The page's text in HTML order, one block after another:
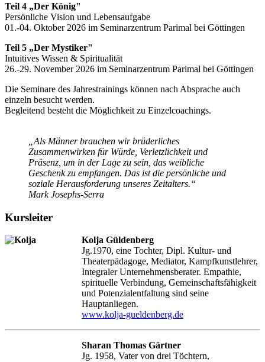
Teil 4 „Der König"
Persönliche Vision und Lebensaufgabe
01.-04. Oktober 2026 im Seminarzentrum Parimal bei Göttingen
Teil 5 „Der Mystiker"
Intuitives Wissen & Spiritualität
26.-29. November 2026 im Seminarzentrum Parimal bei Göttingen
Die Seminare des Jahrestrainings können nach Absprache auch
einzeln besucht werden.
Begleitend besteht die Möglichkeit zu Einzelcoachings.
„Als Männer brauchen wir brüderliches
Zusammenwirken für Würde, Verletzlichkeit und
Präsenz, um in der Lage zu sein, das weibliche
Geschenk zu empfangen. Das ist die persönliche und
soziale Herausforderung unseres Zeitalters.“
Mark Josephs-Serra
Kursleiter
Kolja Güldenberg
Jg.1970, eine Tochter, Dipl. Kultur- und
Theaterpädagoge, Mediator, Kampfkunstlehrer,
Integraler Unternehmensberater. Empathie,
spirituelle Verbindung, Gemeinschaftsfähigkeit
und Potenzialentfaltung sind seine
Hauptanliegen.
www.kolja-gueldenberg.de
Sharan Thomas Gärtner
Jg. 1958, Vater von drei Töchtern,